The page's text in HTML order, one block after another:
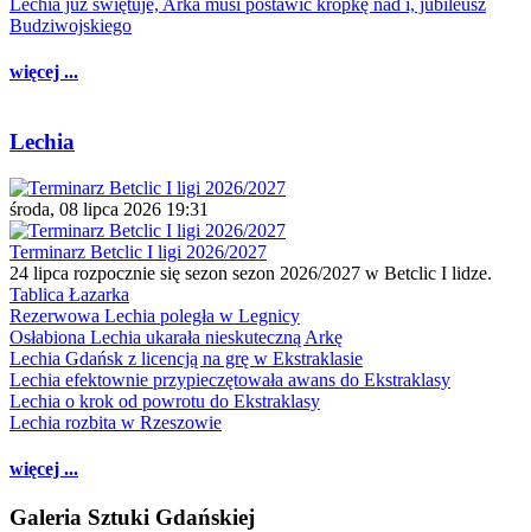
Budziwojskiego
więcej ...
Lechia
środa, 08 lipca 2026 19:31
Terminarz Betclic I ligi 2026/2027
24 lipca rozpocznie się sezon sezon 2026/2027 w Betclic I lidze.
Tablica Łazarka
Rezerwowa Lechia poległa w Legnicy
Osłabiona Lechia ukarała nieskuteczną Arkę
Lechia Gdańsk z licencją na grę w Ekstraklasie
Lechia efektownie przypieczętowała awans do Ekstraklasy
Lechia o krok od powrotu do Ekstraklasy
Lechia rozbita w Rzeszowie
więcej ...
Galeria Sztuki Gdańskiej